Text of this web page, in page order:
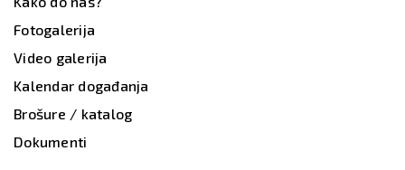
Fotogalerija
Video galerija
Kalendar događanja
Brošure / katalog
Dokumenti